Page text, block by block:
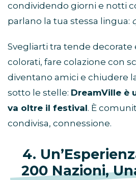
condividendo giorni e notti
parlano la tua stessa lingua:
Svegliarti tra tende
colorati, fare colazione con
diventano amici e chiudere
sotto le stelle: DreamVille è
va oltre il festival. È
condivisa, connessione.
4.
200 Nazioni,